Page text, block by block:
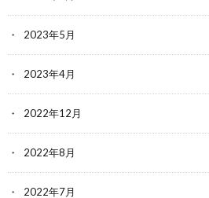
2023年5月
2023年4月
2022年12月
2022年8月
2022年7月